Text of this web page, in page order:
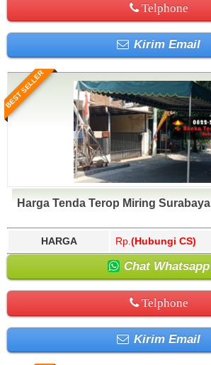
Telphone
Kirim Email
BEST SELLER
Harga Tenda Terop Miring Surabaya
HARGA Rp. (Hubungi CS)
Chat Whatsapp
Telphone
Kirim Email